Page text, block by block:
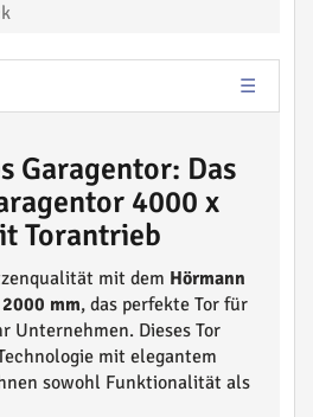
Garagentor: Das
4000 x
Torantrieb
mit dem Hörmann
mm, das perfekte Tor für
Unternehmen. Dieses Tor
mit elegantem
sowohl Funktionalität als